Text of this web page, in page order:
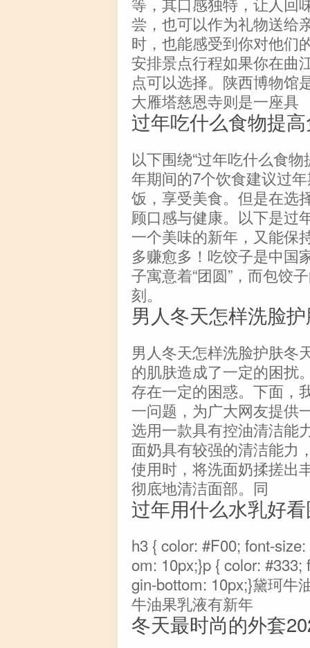
尝，也可以作为礼物送给
时，也能感受到你对他们
安排景点行程如果你在曲
点可以选择。陕西博物馆
大雁塔慈恩寺则是一座具
过年吃什么食物提
以下围绕“过年吃什么食
年期间的7个饮食建议过
饭，享受美食。但是在选
顾口感与健康。以下是过
一个美味的新年，又能保
多赚愈多！吃饺子是中国
子寓意着“团圆”，而包饺
刻。
男人冬天怎样洗脸
男人冬天怎样洗脸护肤冬
的肌肤造成了一定的困扰
存在一定的困惑。下面，
一问题，为广大网友提供
选用一款具有控油清洁能
面奶具有较强的清洁能力
使用时，将洗面奶揉搓出
彻底地清洁面部。同
过年用什么水乳好
h3 { color: #F00; font-
om: 10px;}p { color:
gin-bottom: 10px;}黛珂牛
牛油果乳液有新年
冬天最时尚的外套